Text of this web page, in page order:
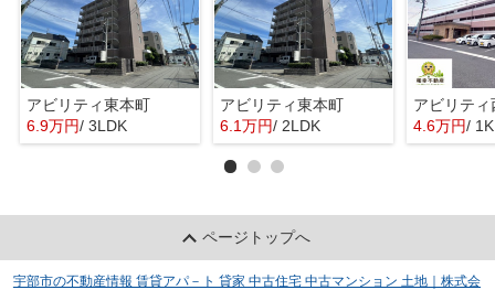
アビリティ東本町
6.9万円/ 3LDK
アビリティ東本町
6.1万円/ 2LDK
アビリテ
4.6万円/ 1K
ページトップへ
宇部市の不動産情報 賃貸アパ－ト 貸家 中古住宅 中古マンション 土地｜株式会